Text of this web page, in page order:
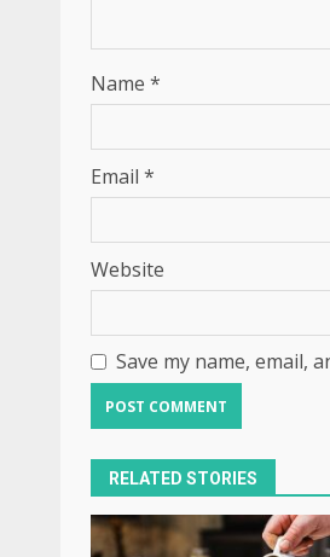
Name *
Email *
Website
Save my name, email,
RELATED STORIES